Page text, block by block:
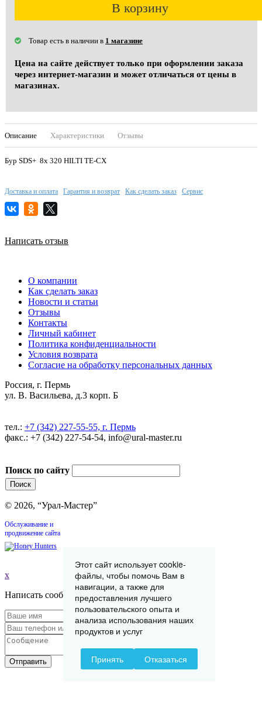
В корзину
Товар есть в наличии в 1 магазине
Цена на сайте действует только при оформлении заказа
через интернет-магазин и может отличаться от цены в
магазинах.
Описание Характеристики Отзывы
Бур SDS+ 8х 320 HILTI ТЕ-СХ
Доставка и оплата Гарантия и возврат Как сделать заказ Сервис
Написать отзыв
О компании
Как сделать заказ
Новости и статьи
Отзывы
Контакты
Личный кабинет
Политика конфиденциальности
Условия возврата
Согласие на обработку персональных данных
Россия, г. Пермь
ул. В. Васильева, д.3 корп. Б
тел.: +7 (342) 227-55-55, г. Пермь
факс.: +7 (342) 227-54-54, info@ural-master.ru
Поиск по сайту
© 2026, “Урал-Мастер”
Обслуживание и
продвижение сайта
x
Написать сообщение
Отправить
Этот сайт использует cookie-
файлы, чтобы помочь Вам в
навигации, а также для
предоставления лучшего
пользовательского опыта и
анализа использования наших
продуктов и услуг
Принять Отказаться